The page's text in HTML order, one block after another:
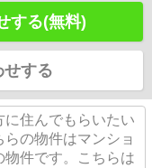
する(無料)
せする
に住んでもらいたい
の物件はマンショ
物件です。こちらは